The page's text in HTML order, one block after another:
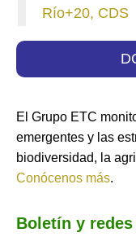
Río+20, CDS
El Grupo ETC
emergentes y las
biodiversidad, la
Conócenos más.
Boletín y